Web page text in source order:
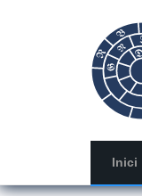
Inici